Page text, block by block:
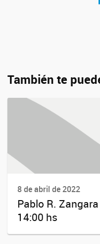
También te
8 de abril de 2022
Pablo R.
14:00 hs